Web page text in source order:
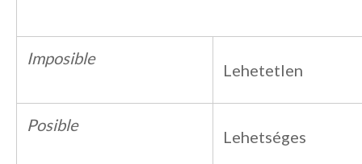
Imposible
Lehetetlen
Posible
Lehetséges